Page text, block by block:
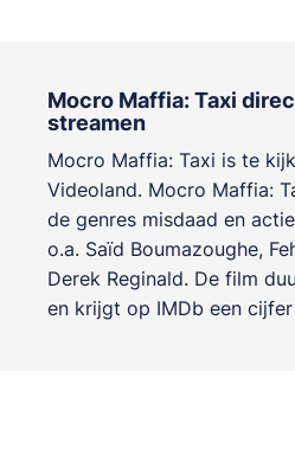
Mocro Maffia: Taxi
streamen
Mocro Maffia: Taxi is te
Videoland. Mocro Maffia:
de genres misdaad en actie
o.a. Saïd Boumazoughe,
Derek Reginald. De film
en krijgt op IMDb een